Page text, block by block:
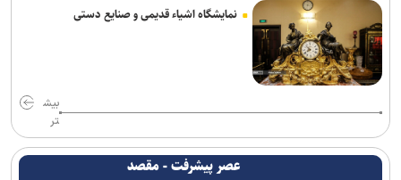
کوروت گرند اسپرت X مدل ۲۰۲۷؛ اثبات جادوی نرم‌افزار در دنیای
خودروهای اسپرت
فراخوان مشارکت برای ایجاد اولین آزمایشگاه اتصال کوتاه کشور منتشر شد
راه‌آهن با ارتقای مرکز عملیات امنیت، دیوار دفاع سایبری خود را تقویت
می‌کند
نمایشگاه اشیاء قدیمی و صنایع دستی
بیش
تر
عصر پیشرفت - مقصد